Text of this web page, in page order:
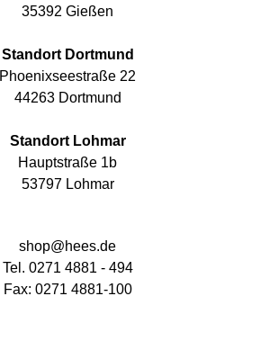
35392 Gießen
Standort Dortmund
Phoenixseestraße 22
44263 Dortmund
Standort Lohmar
Hauptstraße 1b
53797 Lohmar
shop@hees.de
Tel. 0271 4881 - 494
Fax: 0271 4881-100